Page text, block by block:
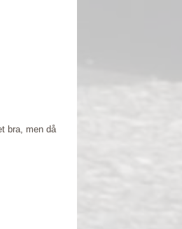
bra, men då